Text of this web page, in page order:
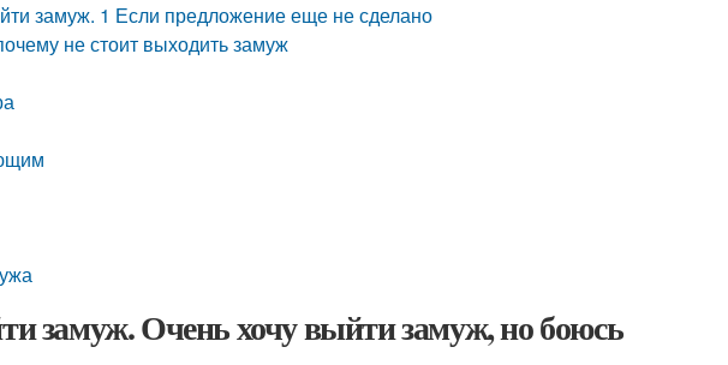
замуж. 1 Если предложение еще не сделано
не стоит выходить замуж
замуж. Очень хочу выйти замуж, но боюсь